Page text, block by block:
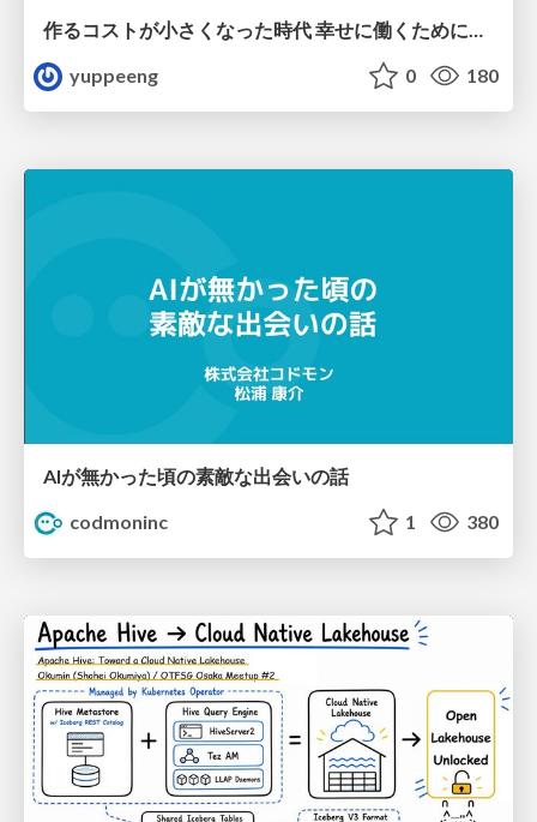
作るコストが小さくなった時代 幸せに働くために改めて考えたいこと 〜エンジニアとして価値を出し続けるために注視している二分野〜
yuppeeng
0 180
AIが無かった頃の素敵な出会いの話
codmoninc
1 380